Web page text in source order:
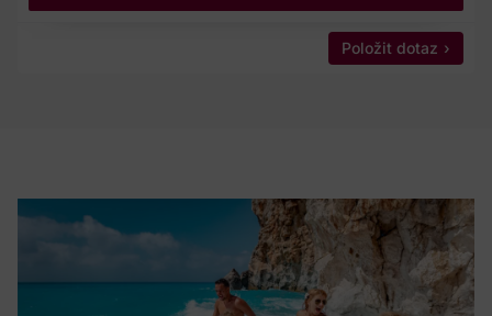
ukládá je do databáze uživatelů, upravuje je v případě,
že je doplním nebo se dožádám úpravy, vyhledává je v
rámci své databáze, třídíje dle jednotlivých kritérií pro
V případě jakýchkoliv dotazůohledně zpracování
osobních údajů nebo v případěuplatnění výše uvedených
práv se mohu ve věci ochrany mých osobních
údajůčiuplatnění práv k ochraněmých osobních
údajůobrátit na pověřenouosobu na emailovou adresu
Položit dotaz